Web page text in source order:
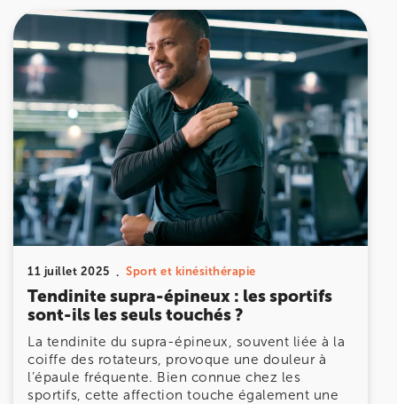
11 juillet 2025 Sport et kinésithérapie
Tendinite supra-épineux : les sportifs
sont-ils les seuls touchés ?
La tendinite du supra-épineux, souvent liée à la
coiffe des rotateurs, provoque une douleur à
l’épaule fréquente. Bien connue chez les
sportifs, cette affection touche également une
IK MORANGIS
85 Av. de Balzac 91420 Morangis
85 Av. de Balzac 91420 Morangis
01 64 48 35 84
Prenez RDV sur
Prenez RDV sur
IK MEUDON
8 Rue de Paris 92190 Meudon
8 Rue de Paris 92190 Meudon
01 40 95 01 09
Prenez RDV sur
Prenez RDV sur